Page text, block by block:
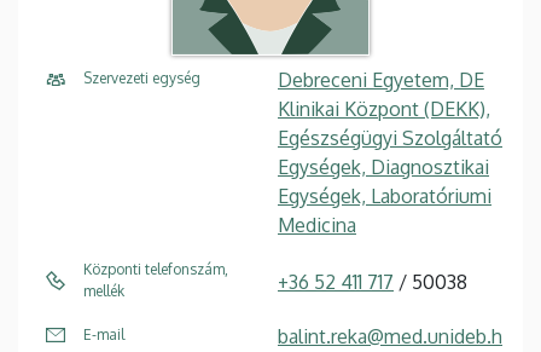
Szervezeti egység
Debreceni Egyetem, DE
Klinikai Központ (DEKK),
Egészségügyi Szolgáltató
Egységek, Diagnosztikai
Egységek, Laboratóriumi
Medicina
Központi telefonszám,
mellék
+36 52 411 717 / 50038
E-mail
balint.reka@med.unideb.h